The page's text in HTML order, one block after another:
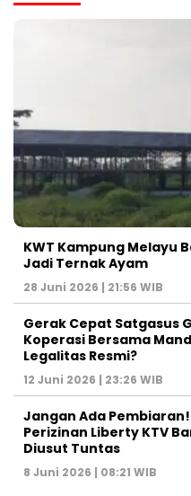
KWT Kampung Melayu
Jadi Ternak Ayam
28 Juni 2026 | 21:56 WIB
Gerak Cepat Satgasus
Koperasi Bersama
Legalitas Resmi?
12 Juni 2026 | 23:26 WIB
Jangan Ada
Perizinan Liberty KTV
Diusut Tuntas
8 Juni 2026 | 08:21 WIB